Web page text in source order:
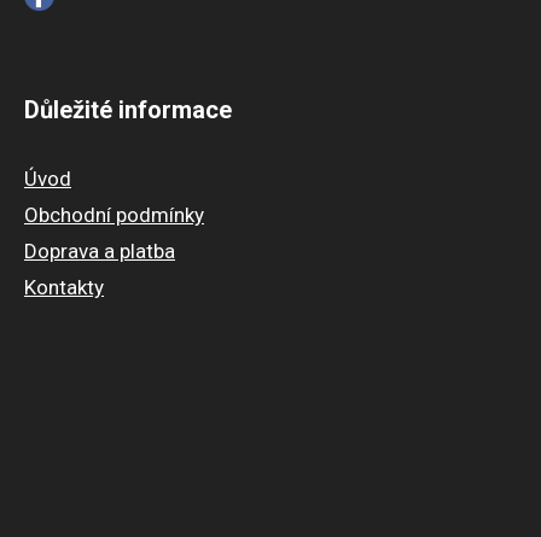
Důležité informace
Úvod
Obchodní podmínky
Doprava a platba
Kontakty